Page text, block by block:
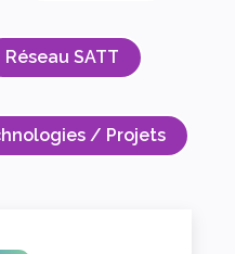
Réseau SATT
/ Projets